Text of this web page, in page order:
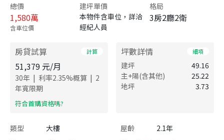
總價
1,580萬
含車位價
建坪單價
本物件含車位，詳洽
經紀人員
格局
3房2廳2衛
房貸試算 計算
51,379 元/月
30年 | 利率2.35%概算 | 2
年寬限期
​符合首購資格嗎?
坪數詳情 細項
建坪
49.16
主+陽(含其他)
25.22
地坪
3.73
類型 大樓 屋齡
2.1年